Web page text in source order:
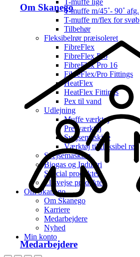
Om Skanego
Medarbejdere
T-muffe m/45˚- 90˚ afg.
T-muffe m/flex for svøb
Tilbehør
Fleksibelrør præisoleret
FibreFlex
FibreFlex Pro
FibreFlex Pro 16
FibreFlex/Pro Fittings
HeatFlex
HeatFlex Fittings
Pex til vand
Udlejning
Muffe værktøj
Presværktøj
Svejsemaskine
Værktøj til fleksibel rør
Svejsemaskine
Biogas og Industri
Special produkter
El-svejse produkter
Om Skanego
Om Skanego
Karriere
Medarbejdere
Nyhed
Min konto